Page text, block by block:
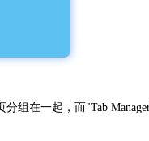
组在一起，而"Tab